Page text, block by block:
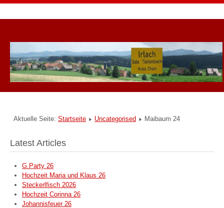
Aktuelle Seite: Startseite Uncategorised Maibaum 24
Latest Articles
G.Party 26
Hochzeit Maria und Klaus 26
Steckerlfisch 2026
Hochzeit Corinna 26
Johannisfeuer 26